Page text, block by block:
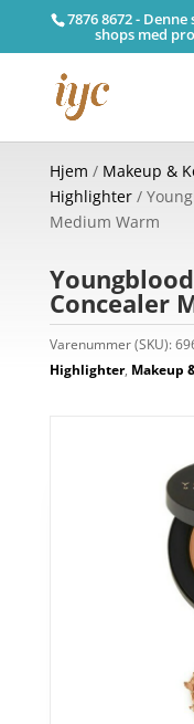
7876 8672 -
shops med
Hjem / Makeup &
Highlighter/
Medium Warm
Concealer
Varenummer (SKU):
Highlighter, Makeup